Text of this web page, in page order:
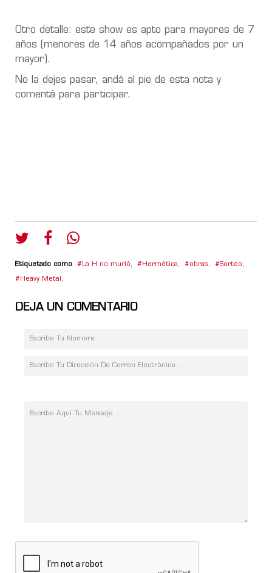
Otro detalle: este show es apto para mayores de 7
años (menores de 14 años acompañados por un
mayor).
No la dejes pasar, andá al pie de esta nota y
comentá para participar.
Etiquetado como La H no murió, Hermética, obras, Sorteo,
Heavy Metal ,
DEJA UN COMENTARIO